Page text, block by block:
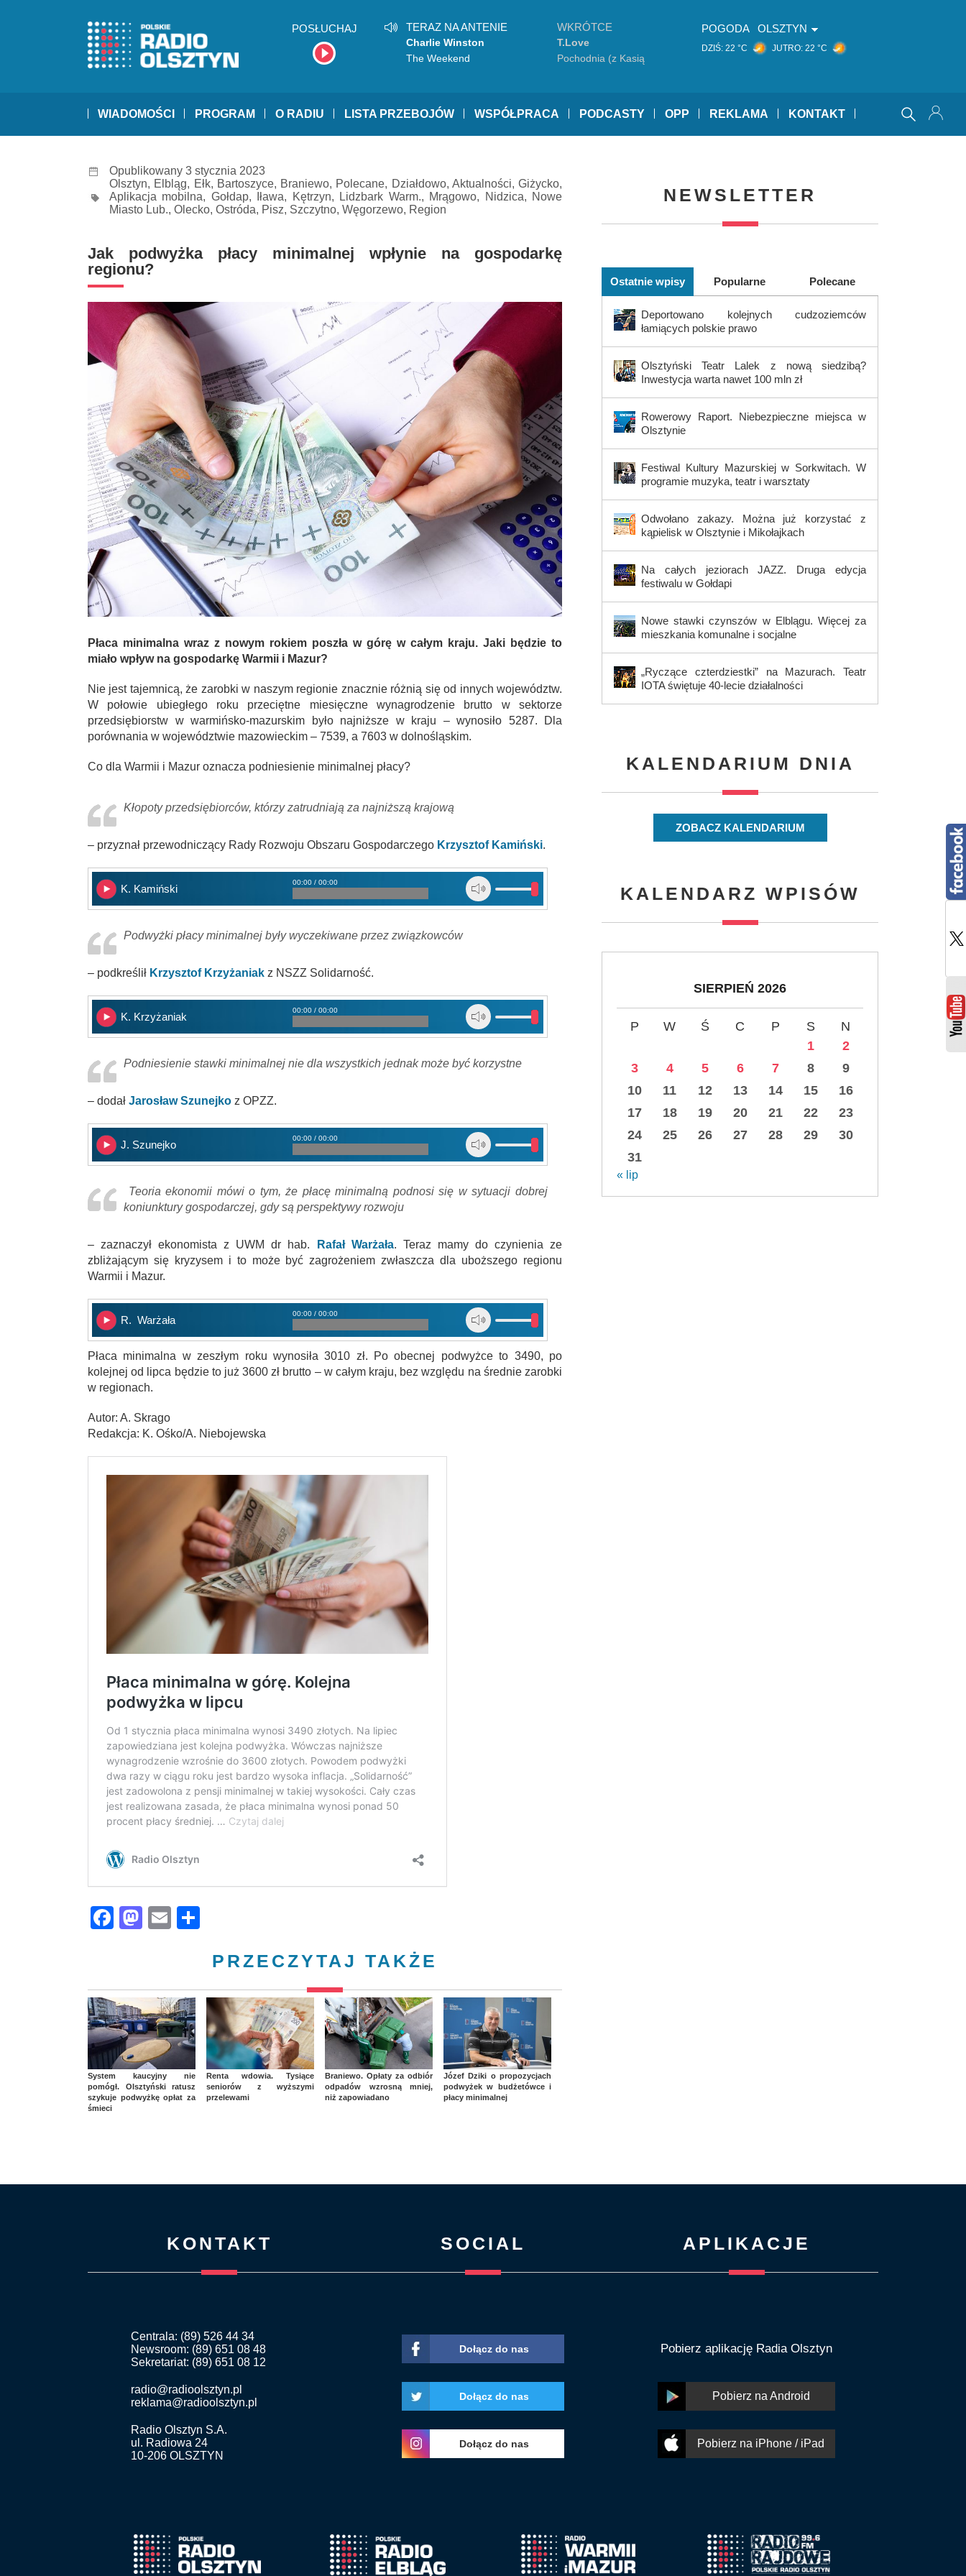
POSŁUCHAJ TERAZ NA ANTENIE
Charlie Winston
The Weekend
WKRÓTCE
T.Love
Pochodnia (z Kasią
POGODA OLSZTYN
DZIŚ: 22 °C JUTRO: 22 °C
WIADOMOŚCI PROGRAM O RADIU LISTA PRZEBOJÓW WSPÓŁPRACA PODCASTY OPP REKLAMA KONTAKT
Opublikowany 3 stycznia 2023
Olsztyn, Elbląg, Ełk, Bartoszyce, Braniewo, Polecane, Działdowo, Aktualności, Giżycko,
Aplikacja mobilna, Gołdap, Iława, Kętrzyn, Lidzbark Warm., Mrągowo, Nidzica, Nowe
Miasto Lub., Olecko, Ostróda, Pisz, Szczytno, Węgorzewo, Region
Jak podwyżka płacy minimalnej wpłynie na gospodarkę
regionu?
Płaca minimalna wraz z nowym rokiem poszła w górę w całym kraju. Jaki będzie to
miało wpływ na gospodarkę Warmii i Mazur?
Nie jest tajemnicą, że zarobki w naszym regionie znacznie różnią się od innych województw.
W połowie ubiegłego roku przeciętne miesięczne wynagrodzenie brutto w sektorze
przedsiębiorstw w warmińsko-mazurskim było najniższe w kraju – wynosiło 5287. Dla
porównania w województwie mazowieckim – 7539, a 7603 w dolnośląskim.
Co dla Warmii i Mazur oznacza podniesienie minimalnej płacy?
Kłopoty przedsiębiorców, którzy zatrudniają za najniższą krajową
– przyznał przewodniczący Rady Rozwoju Obszaru Gospodarczego Krzysztof Kamiński.
K. Kamiński
00:00 / 00:00
Podwyżki płacy minimalnej były wyczekiwane przez związkowców
– podkreślił Krzysztof Krzyżaniak z NSZZ Solidarność.
K. Krzyżaniak
00:00 / 00:00
Podniesienie stawki minimalnej nie dla wszystkich jednak może być korzystne
– dodał Jarosław Szunejko z OPZZ.
J. Szunejko
00:00 / 00:00
Teoria ekonomii mówi o tym, że płacę minimalną podnosi się w sytuacji dobrej
koniunktury gospodarczej, gdy są perspektywy rozwoju
– zaznaczył ekonomista z UWM dr hab. Rafał Warżała. Teraz mamy do czynienia ze
zbliżającym się kryzysem i to może być zagrożeniem zwłaszcza dla uboższego regionu
Warmii i Mazur.
R. Warżała
00:00 / 00:00
Płaca minimalna w zeszłym roku wynosiła 3010 zł. Po obecnej podwyżce to 3490, po
kolejnej od lipca będzie to już 3600 zł brutto – w całym kraju, bez względu na średnie zarobki
w regionach.
Autor: A. Skrago
Redakcja: K. Ośko/A. Niebojewska
Facebook
Mastodon
Email
PRZECZYTAJ TAKŻE
System kaucyjny nie
pomógł. Olsztyński ratusz
szykuje podwyżkę opłat za
śmieci
Renta wdowia. Tysiące
seniorów z wyższymi
przelewami
Braniewo. Opłaty za odbiór
odpadów wzrosną mniej,
niż zapowiadano
Józef Dziki o propozycjach
podwyżek w budżetówce i
płacy minimalnej
NEWSLETTER
Ostatnie wpisy Popularne Polecane
Deportowano kolejnych cudzoziemców
łamiących polskie prawo
Olsztyński Teatr Lalek z nową siedzibą?
Inwestycja warta nawet 100 mln zł
Rowerowy Raport. Niebezpieczne miejsca w
Olsztynie
Festiwal Kultury Mazurskiej w Sorkwitach. W
programie muzyka, teatr i warsztaty
Odwołano zakazy. Można już korzystać z
kąpielisk w Olsztynie i Mikołajkach
Na całych jeziorach JAZZ. Druga edycja
festiwalu w Gołdapi
Nowe stawki czynszów w Elblągu. Więcej za
mieszkania komunalne i socjalne
„Ryczące czterdziestki” na Mazurach. Teatr
IOTA świętuje 40-lecie działalności
KALENDARIUM DNIA
ZOBACZ KALENDARIUM
KALENDARZ WPISÓW
SIERPIEŃ 2026
P W Ś C P S
N
1
2
3
4 5 6 7 8
9
10
11 12 13 14 15
16
17
18 19 20 21 22
23
24
25 26 27 28 29
30
31
« lip
KONTAKT
Centrala: (89) 526 44 34
Newsroom: (89) 651 08 48
Sekretariat: (89) 651 08 12
radio@radioolsztyn.pl
reklama@radioolsztyn.pl
Radio Olsztyn S.A.
ul. Radiowa 24
10-206 OLSZTYN
SOCIAL
Dołącz do nas
Dołącz do nas
Dołącz do nas
APLIKACJE
Pobierz aplikację Radia Olsztyn
Pobierz na Android
Pobierz na iPhone / iPad